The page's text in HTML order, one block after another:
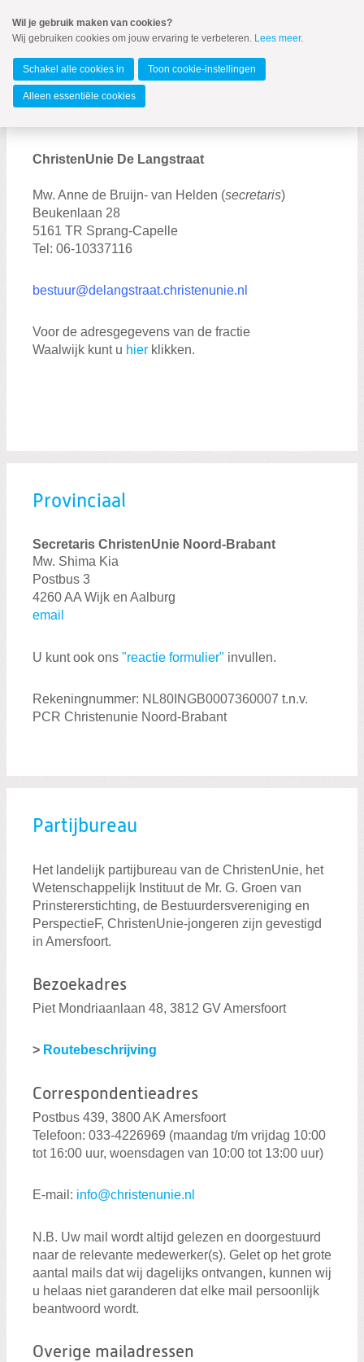
naar
Spring
de
inhoud
Spring
naar
De Langstraat
MENU
ChristenUnie De Langstraat
Mw. Anne de Bruijn- van Helden (secretaris)
Beukenlaan 28
5161 TR Sprang-Capelle
Tel: 06-10337116
bestuur@delangstraat.christenunie.nl
Voor de adresgegevens van de fractie
Waalwijk kunt u hier klikken.
Provinciaal
Secretaris ChristenUnie Noord-Brabant
Mw. Shima Kia
Postbus 3
4260 AA Wijk en Aalburg
email
U kunt ook ons "reactie formulier" invullen.
Rekeningnummer: NL80INGB0007360007 t.n.v.
PCR Christenunie Noord-Brabant
Partijbureau
Het landelijk partijbureau van de ChristenUnie, het
Wetenschappelijk Instituut de Mr. G. Groen van
Prinstererstichting, de Bestuurdersvereniging en
PerspectieF, ChristenUnie-jongeren zijn gevestigd
in Amersfoort.
Bezoekadres
Piet Mondriaanlaan 48, 3812 GV Amersfoort
> Routebeschrijving
Correspondentieadres
Postbus 439, 3800 AK Amersfoort
Telefoon: 033-4226969 (maandag t/m vrijdag 10:00
tot 16:00 uur, woensdagen van 10:00 tot 13:00 uur)
E-mail: info@christenunie.nl
N.B. Uw mail wordt altijd gelezen en doorgestuurd
naar de relevante medewerker(s). Gelet op het grote
aantal mails dat wij dagelijks ontvangen, kunnen wij
u helaas niet garanderen dat elke mail persoonlijk
beantwoord wordt.
Overige mailadressen
Wil je gebruik maken van cookies?
Wij gebruiken cookies om jouw ervaring te verbeteren. Lees meer.
Schakel alle cookies in Toon cookie-instellingen
Alleen essentiële cookies